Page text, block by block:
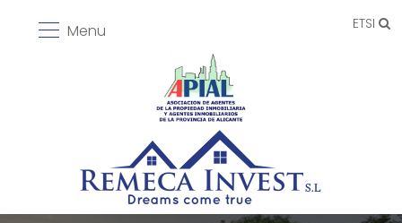
ETSI
Menu